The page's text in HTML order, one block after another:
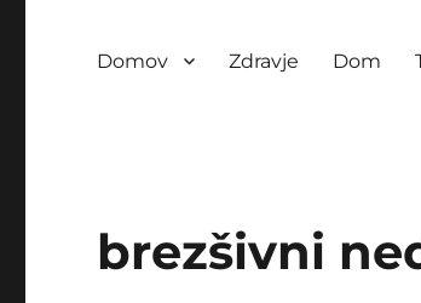
Domov Zdravje Dom
brezšivni